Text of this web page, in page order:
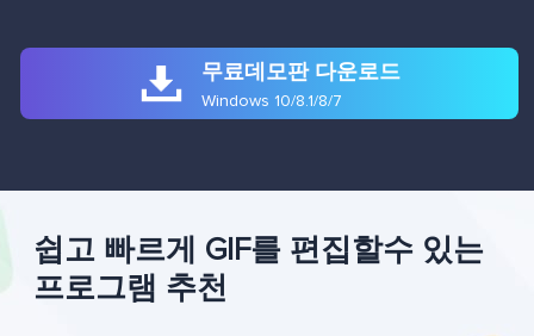
 무료데모판 다운로드
Windows 10/8.1/8/7
쉽고 빠르게 GIF를 편집할수 있는
프로그램 추천